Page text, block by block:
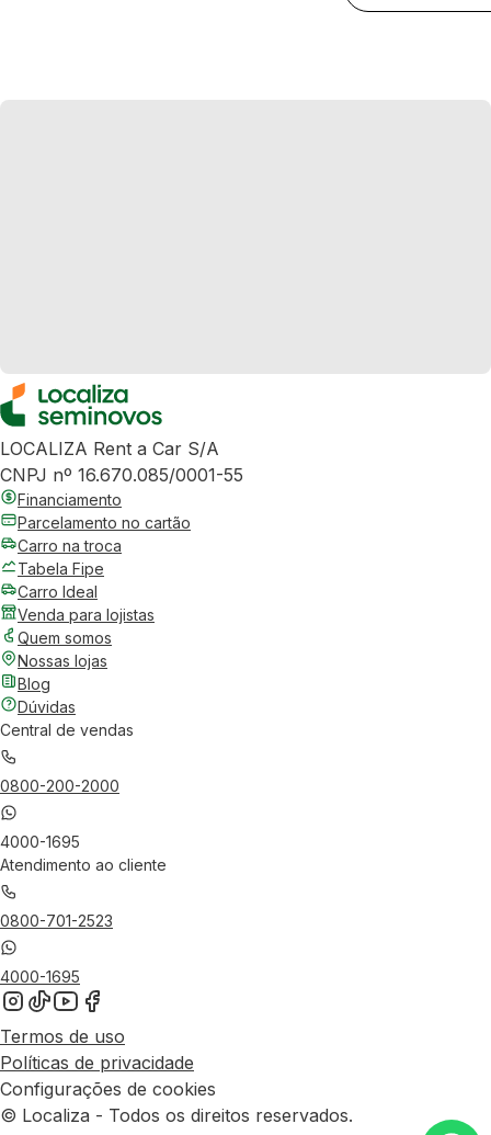
LOCALIZA Rent a Car S/A
CNPJ nº 16.670.085/0001-55
Financiamento
Parcelamento no cartão
Carro na troca
Tabela Fipe
Carro Ideal
Venda para lojistas
Quem somos
Nossas lojas
Blog
Dúvidas
Central de vendas
0800-200-2000
4000-1695
Atendimento ao cliente
0800-701-2523
4000-1695
Termos de uso
Políticas de privacidade
Configurações de cookies
© Localiza - Todos os direitos reservados.